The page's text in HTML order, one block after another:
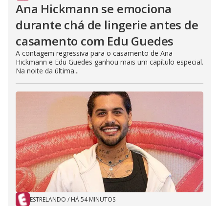
Ana Hickmann se emociona
durante chá de lingerie antes de
casamento com Edu Guedes
A contagem regressiva para o casamento de Ana
Hickmann e Edu Guedes ganhou mais um capítulo especial.
Na noite da última...
ESTRELANDO / HÁ 54 MINUTOS